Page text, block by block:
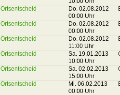
Ortsentscheid
Do. 02.08.2012
00:00 Uhr
Ortsentscheid
Do. 02.08.2012
00:00 Uhr
Ortsentscheid
Do. 02.08.2012
11:00 Uhr
Ortsentscheid
Sa. 19.01.2013
10:00 Uhr
Ortsentscheid
Sa. 02.02.2013
15:00 Uhr
Ortsentscheid
Mi. 06.02.2013
00:00 Uhr